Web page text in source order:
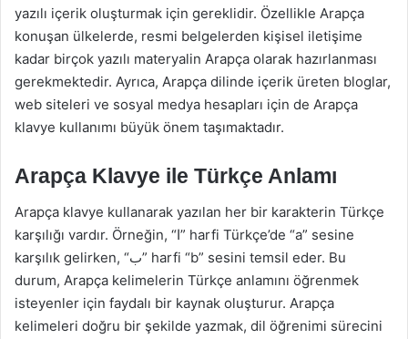
yazılı içerik oluşturmak için gereklidir. Özellikle Arapça
konuşan ülkelerde, resmi belgelerden kişisel iletişime
kadar birçok yazılı materyalin Arapça olarak hazırlanması
gerekmektedir. Ayrıca, Arapça dilinde içerik üreten bloglar,
web siteleri ve sosyal medya hesapları için de Arapça
klavye kullanımı büyük önem taşımaktadır.
Arapça Klavye ile Türkçe Anlamı
Arapça klavye kullanarak yazılan her bir karakterin Türkçe
karşılığı vardır. Örneğin, “ا” harfi Türkçe’de “a” sesine
karşılık gelirken, “ب” harfi “b” sesini temsil eder. Bu
durum, Arapça kelimelerin Türkçe anlamını öğrenmek
isteyenler için faydalı bir kaynak oluşturur. Arapça
kelimeleri doğru bir şekilde yazmak, dil öğrenimi sürecini